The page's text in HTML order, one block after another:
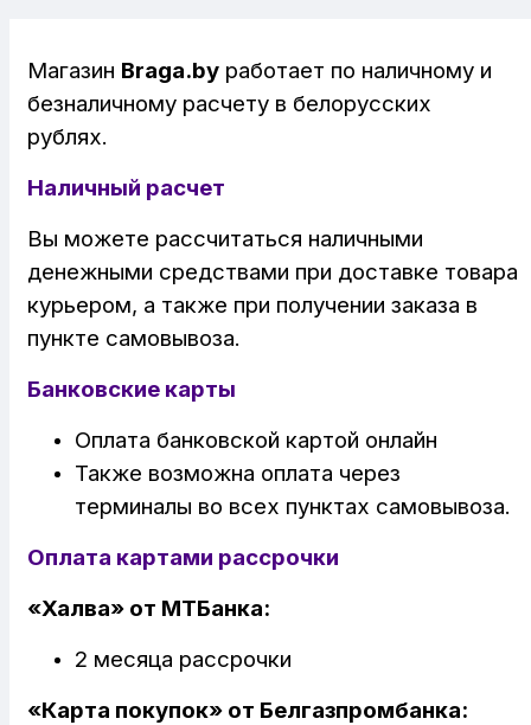
Магазин Braga.by работает по наличному и
безналичному расчету в белорусских
рублях.
Наличный расчет
Вы можете рассчитаться наличными
денежными средствами при доставке товара
курьером, а также при получении заказа в
пункте самовывоза.
Банковские карты
Оплата банковской картой онлайн
Также возможна оплата через
терминалы во всех пунктах самовывоза.
Оплата картами рассрочки
«Халва» от МТБанка:
2 месяца рассрочки
«Карта покупок» от Белгазпромбанка: